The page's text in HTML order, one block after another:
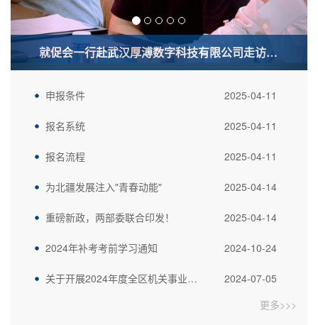
儒科推进职业技能等级认定工作成效显著
申报条件 2025-04-11
报名系统 2025-04-11
报名流程 2025-04-11
为北疆发展注入"青春动能" 2025-04-14
重磅新政，两部委联合印发！ 2025-04-14
2024年补考考前学习通知 2024-10-24
关于开展2024年度全区机关事业单位 工勤技能人员职业技能等级认定 补考工作的通知
2024-07-05
更多>>>